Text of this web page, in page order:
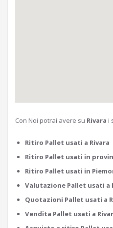
Con Noi potrai avere su Rivara i
Ritiro Pallet usati a Rivara
Ritiro Pallet usati in
Ritiro Pallet usati in
Valutazione Pallet usati a
Quotazioni Pallet usati a
Vendita Pallet usati a